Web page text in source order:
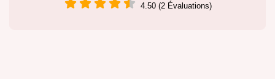
4.50 (2 Évaluations)